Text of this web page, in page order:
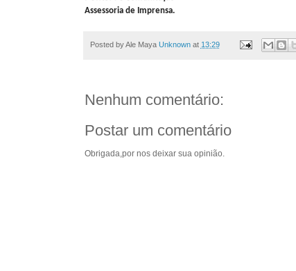
Assessoria de Imprensa.
Posted by Ale Maya Unknown at 13:29
Nenhum comentário:
Postar um comentário
Obrigada,por nos deixar sua opinião.